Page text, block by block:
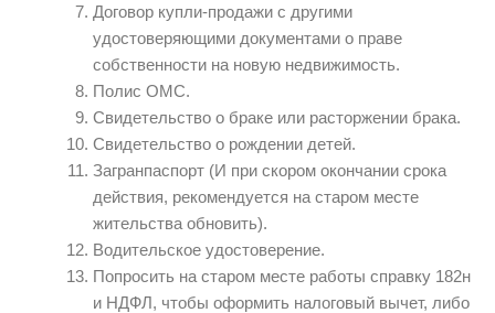
Договор купли-продажи с другими
удостоверяющими документами о праве
собственности на новую недвижимость.
Полис ОМС.
Свидетельство о браке или расторжении брака.
Свидетельство о рождении детей.
Загранпаспорт (И при скором окончании срока
действия, рекомендуется на старом месте
жительства обновить).
Водительское удостоверение.
Попросить на старом месте работы справку 182н
и НДФЛ, чтобы оформить налоговый вычет, либо